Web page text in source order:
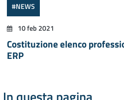
#NEWS
10 feb 2021
Costituzione elenco
ERP